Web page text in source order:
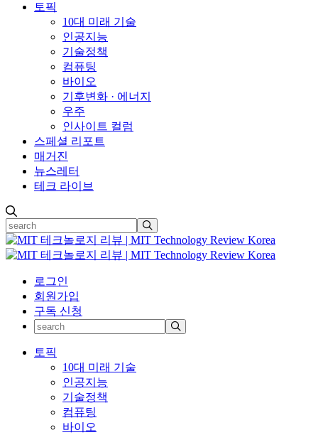
토픽
10대 미래 기술
인공지능
기술정책
컴퓨팅
바이오
기후변화 · 에너지
우주
인사이트 컬럼
스페셜 리포트
매거진
뉴스레터
테크 라이브
로그인
회원가입
구독 신청
토픽
10대 미래 기술
인공지능
기술정책
컴퓨팅
바이오